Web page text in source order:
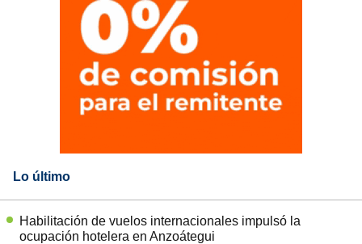
Lo último
Habilitación de vuelos internacionales impulsó la
ocupación hotelera en Anzoátegui